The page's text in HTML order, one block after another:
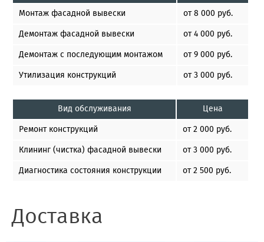
Монтаж фасадной вывески
от 8 000 руб.
Демонтаж фасадной вывески
от 4 000 руб.
Демонтаж с последующим монтажом
от 9 000 руб.
Утилизация конструкций
от 3 000 руб.
Вид обслуживания
Цена
Ремонт конструкций
от 2 000 руб.
Клининг (чистка) фасадной вывески
от 3 000 руб.
Диагностика состояния конструкции
от 2 500 руб.
Доставка